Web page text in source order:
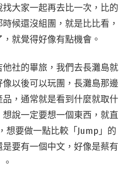
大家一起再去比一次，比的
候還沒組團，就是比比看，
就覺得好像有點機會。
社的畢旅，我們去長灘島就
以後可以玩團，長灘島那邊
，通常就是看到什麼就取什
說一定要想一個東西，就直
想要做一點比較「Jump」的
要有一個中文，好像是蔡有